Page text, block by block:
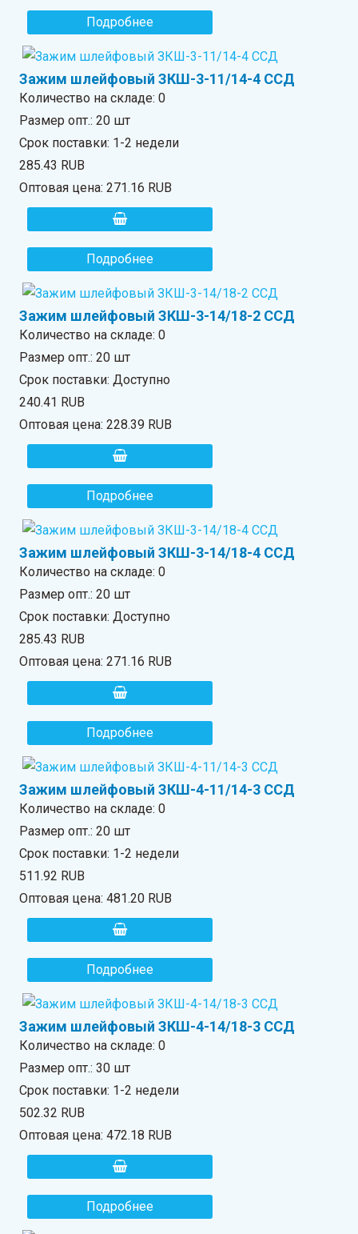
Подробнее
Зажим шлейфовый ЗКШ-3-11/14-4 ССД
Количество на складе:0
Размер опт.: 20 шт
Срок поставки: 1-2 недели
285.43 RUB
Оптовая цена:271.16 RUB
Подробнее
Зажим шлейфовый ЗКШ-3-14/18-2 ССД
Количество на складе:0
Размер опт.: 20 шт
Срок поставки: Доступно
240.41 RUB
Оптовая цена:228.39 RUB
Подробнее
Зажим шлейфовый ЗКШ-3-14/18-4 ССД
Количество на складе:0
Размер опт.: 20 шт
Срок поставки: Доступно
285.43 RUB
Оптовая цена:271.16 RUB
Подробнее
Зажим шлейфовый ЗКШ-4-11/14-3 ССД
Количество на складе:0
Размер опт.: 20 шт
Срок поставки: 1-2 недели
511.92 RUB
Оптовая цена:481.20 RUB
Подробнее
Зажим шлейфовый ЗКШ-4-14/18-3 ССД
Количество на складе:0
Размер опт.: 30 шт
Срок поставки: 1-2 недели
502.32 RUB
Оптовая цена:472.18 RUB
Подробнее